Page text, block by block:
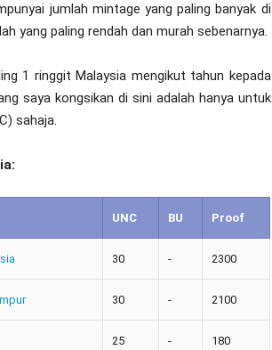
jumlah mintage yang paling banyak di
yang paling rendah dan murah sebenarnya.
1 ringgit Malaysia mengikut tahun kepada
saya kongsikan di sini adalah hanya untuk
sahaja.
UNC BU Proof
30 - 2300
30 - 2100
25 - 180